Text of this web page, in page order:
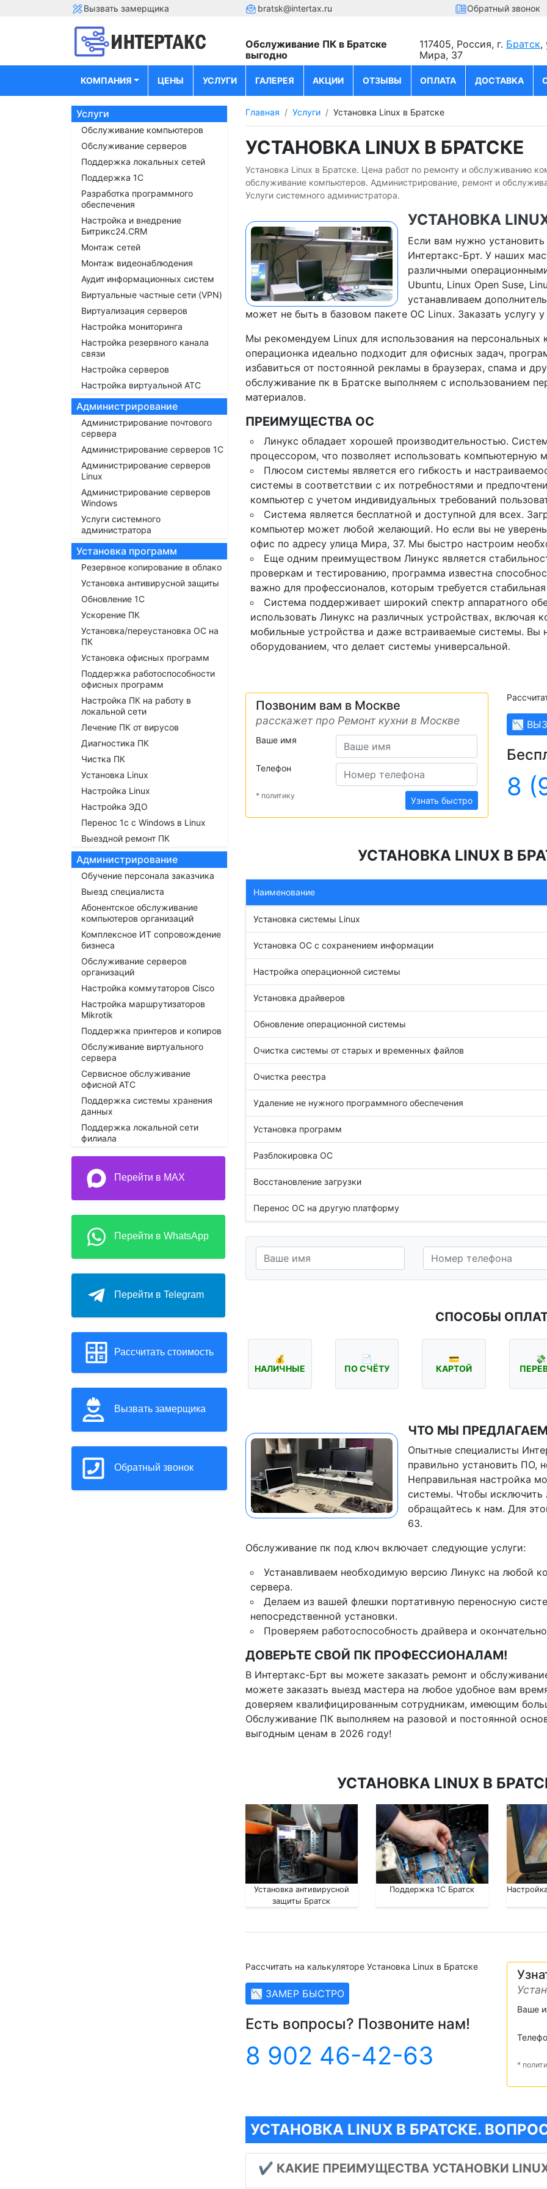
Вызвать замерщика bratsk@intertax.ru Обратный звонок
Обслуживание ПК в Братске
выгодно
117405, Россия, г. Братск,
Мира, 37
КОМПАНИЯ ЦЕНЫ УСЛУГИ ГАЛЕРЕЯ АКЦИИ ОТЗЫВЫ ОПЛАТА ДОСТАВКА
Услуги
Обслуживание компьютеров
Обслуживание серверов
Поддержка локальных сетей
Поддержка 1С
Разработка программного
обеспечения
Настройка и внедрение
Битрикс24.CRM
Монтаж сетей
Монтаж видеонаблюдения
Аудит информационных систем
Виртуальные частные сети (VPN)
Виртуализация серверов
Настройка мониторинга
Настройка резервного канала
связи
Настройка серверов
Настройка виртуальной АТС
Администрирование
Администрирование почтового
сервера
Администрирование серверов 1С
Администрирование серверов
Linux
Администрирование серверов
Windows
Услуги системного
администратора
Установка программ
Резервное копирование в облако
Установка антивирусной защиты
Обновление 1С
Ускорение ПК
Установка/переустановка ОС на
ПК
Установка офисных программ
Поддержка работоспособности
офисных программ
Настройка ПК на работу в
локальной сети
Лечение ПК от вирусов
Диагностика ПК
Чистка ПК
Установка Linux
Настройка Linux
Настройка ЭДО
Перенос 1с с Windows в Linux
Выездной ремонт ПК
Администрирование
Обучение персонала заказчика
Выезд специалиста
Абонентское обслуживание
компьютеров организаций
Комплексное ИТ сопровождение
бизнеса
Обслуживание серверов
организаций
Настройка коммутаторов Cisco
Настройка маршрутизаторов
Mikrotik
Поддержка принтеров и копиров
Обслуживание виртуального
сервера
Сервисное обслуживание
офисной АТС
Поддержка системы хранения
данных
Поддержка локальной сети
филиала
Перейти в MAX
Перейти в WhatsApp
Перейти в Telegram
Рассчитать стоимость
Вызвать замерщика
Обратный звонок
Главная Услуги Установка Linux в Братске
УСТАНОВКА LINUX В БРАТСКЕ
Установка Linux в Братске. Цена работ по ремонту и обслуживанию
обслуживание компьютеров. Администрирование, ремонт и
Услуги системного администратора.
УСТАНОВКА
Если вам нужно
Интертакс-Брт. У наших
различными
Ubuntu, Linux Open Suse,
устанавливаем
может не быть в базовом пакете ОС Linux. Заказать услугу
Мы рекомендуем Linux для использования на персональных
операционка идеально подходит для офисных задач,
избавиться от постоянной рекламы в браузерах, спама и
обслуживание пк в Братске выполняем с использованием
материалов.
ПРЕИМУЩЕСТВА ОС
Линукс обладает хорошей производительностью.
процессором, что позволяет использовать компьютерную
Плюсом системы является его гибкость и
системы в соответствии с их потребностями и
компьютер с учетом индивидуальных требований
Система является бесплатной и доступной для всех.
компьютер может любой желающий. Но если вы не
офис по адресу улица Мира, 37. Мы быстро настроим
Еще одним преимуществом Линукс является
проверкам и тестированию, программа известна
важно для профессионалов, которым требуется
Cистема поддерживает широкий спектр аппаратного
использовать Линукс на различных устройствах, включая
мобильные устройства и даже встраиваемые системы. Вы
оборудованием, что делает системы универсальной.
Позвоним вам в Москве
расскажет про Ремонт кухни в Москве
Ваше имя
Телефон
* политику Узнать быстро
📉
8
УСТАНОВКА LINUX В
Наименование
Установка системы Linux
Установка ОС с сохранением информации
Настройка операционной системы
Установка драйверов
Обновление операционной системы
Очистка системы от старых и временных файлов
Очистка реестра
Удаление не нужного программного обеспечения
Установка программ
Разблокировка ОС
Восстановление загрузки
Перенос ОС на другую платформу
СПОСОБЫ
💰
НАЛИЧНЫЕ
📄
ПО СЧЁТУ
💳
КАРТОЙ
💸
ЧТО МЫ
Опытные специалисты
правильно установить ПО,
Неправильная настройка
системы. Чтобы исключить
обращайтесь к нам. Для
63.
Обслуживание пк под ключ включает следующие услуги:
Устанавливаем необходимую версию Линукс на любой
сервера.
Делаем из вашей флешки портативную переносную
непосредственной установки.
Проверяем работоспособность драйвера и
ДОВЕРЬТЕ СВОЙ ПК ПРОФЕССИОНАЛАМ!
В Интертакс-Брт вы можете заказать ремонт и
можете заказать выезд мастера на любое удобное вам
доверяем квалифицированным сотрудникам, имеющим
Обслуживание ПК выполняем на разовой и постоянной
выгодным ценам в 2026 году!
УСТАНОВКА LINUX В
Установка антивирусной
защиты Братск
Поддержка 1С Братск
Рассчитать на калькуляторе Установка Linux в Братске
📉 ЗАМЕР БЫСТРО
Есть вопросы? Позвоните нам!
8 902 46-42-63
Ваше
*
УСТАНОВКА LINUX В БРАТСКЕ.
✔️ КАКИЕ ПРЕИМУЩЕСТВА УСТАНОВКИ